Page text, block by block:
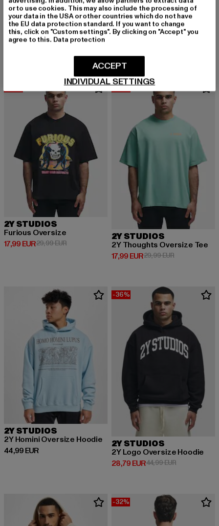
2Y STUDIOS
Furious Oversize
17,99 EUR
Derzeitiger Preis: 17,99 EUR
29,99 EURAktionspreis: 29,99 EUR
2Y STUDIOS
2Y Introspect Oversize Tee
2Y STUDIOS
Furious Oversize
17,99 EUR
Derzeitiger Preis: 17,99 EUR
29,99 EURAktionspreis: 29,99 EUR
-40%
2Y STUDIOS
2Y Thoughts Oversize Tee
17,99 EUR
Derzeitiger Preis: 17,99 EUR
29,99 EURAktionspreis:
2Y STUDIOS
2Y Homini Oversize Hoodie
44,99 EUR
Derzeitiger Preis: 44,99 EUR
-36%
2Y STUDIOS
2Y Logo Oversize Hoodie
28,79 EUR
Derzeitiger Preis: 28,79 EUR
44,99 EURAktionspreis:
-32%
or to use cookies. This may also include the processing of
your data in the USA or other countries which do not have
the EU data protection standard. If you want to change
this, click on "Custom settings". By clicking on "Accept" you
agree to this. Data protection
INDIVIDUAL SETTINGS
ACCEPT